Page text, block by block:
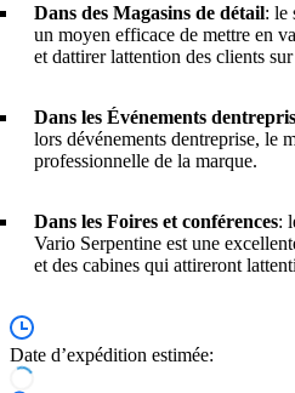
Dans des Magasins de détail: le
un moyen efficace de mettre en
et dattirer lattention des clients
Dans les Événements
lors dévénements dentreprise, le
professionnelle de la marque.
Dans les Foires et conférences:
Vario Serpentine est une
et des cabines qui attireront
Date d’expédition estimée: